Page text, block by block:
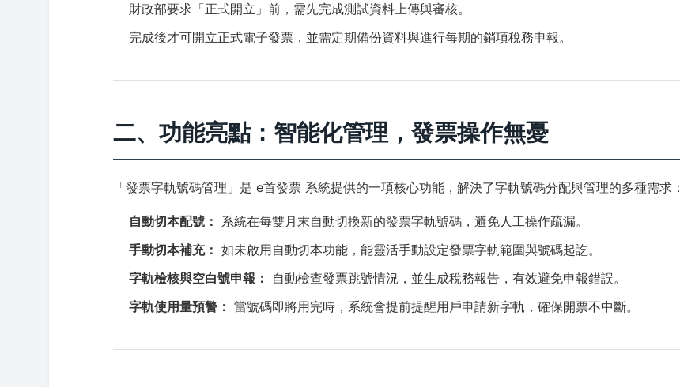
財政部要求「正式開立」前，需先完成測試資料上傳與審核。
完成後才可開立正式電子發票，並需定期備份資料與進行每期的銷項稅務申報。
二、功能亮點：智能化管理，發票操作無憂
「發票字軌號碼管理」是 e首發票 系統提供的一項核心功能，解決了字軌號碼分配與管理的多種需求：
自動切本配號： 系統在每雙月末自動切換新的發票字軌號碼，避免人工操作疏漏。
手動切本補充： 如未啟用自動切本功能，能靈活手動設定發票字軌範圍與號碼起訖。
字軌檢核與空白號申報：
自動檢查發票跳號情況，並生成稅務報告，有效避免申報錯誤。
字軌使用量預警： 當號碼即將用完時，系統會提前提醒用戶申請新字軌，確保開票不中斷。